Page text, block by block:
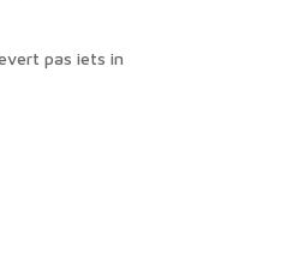
pas iets in